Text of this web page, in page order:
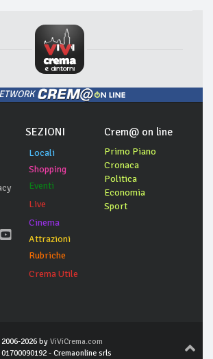
SEZIONI
Locali
Shopping
Eventi
Live
Cinema
Attrazioni
Rubriche
Crema Utile
Crem@ on line
Primo Piano
Cronaca
Politica
Economia
Sport
2026 by ViViCrema.com
01700090192 - Cremaonline srls